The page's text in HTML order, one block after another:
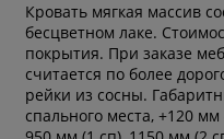
Кровать мягкая массив
бесцветном лаке.
покрытия. При заказе
считается по более
рейки из сосны.
спального места, +120